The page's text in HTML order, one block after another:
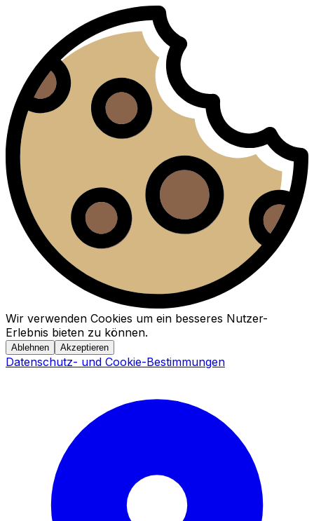
Wir verwenden Cookies um ein besseres Nutzer-
Erlebnis bieten zu können.
Ablehnen Akzeptieren
Datenschutz- und Cookie-Bestimmungen